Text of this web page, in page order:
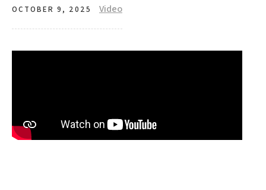
OCTOBER 9, 2025 Video